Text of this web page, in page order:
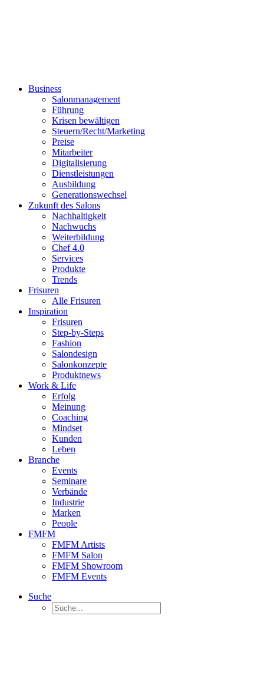
Business
Salonmanagement
Führung
Krisen bewältigen
Steuern/Recht/Marketing
Preise
Mitarbeiter
Digitalisierung
Dienstleistungen
Ausbildung
Generationswechsel
Zukunft des Salons
Nachhaltigkeit
Nachwuchs
Weiterbildung
Chef 4.0
Services
Produkte
Trends
Frisuren
Alle Frisuren
Inspiration
Frisuren
Step-by-Steps
Fashion
Salondesign
Salonkonzepte
Produktnews
Work & Life
Erfolg
Meinung
Coaching
Mindset
Kunden
Leben
Branche
Events
Seminare
Verbände
Industrie
Marken
People
FMFM
FMFM Artists
FMFM Salon
FMFM Showroom
FMFM Events
Suche